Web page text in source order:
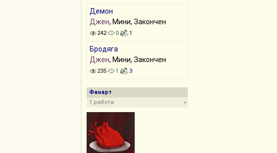
Демон
Джен, Мини, Закончен
242 0 1
Бродяга
Джен, Мини, Закончен
235 1 3
Фанарт
1 работа
»